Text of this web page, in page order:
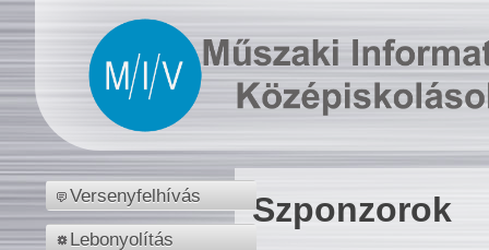
Versenyfelhívás
Lebonyolítás
Szponzorok